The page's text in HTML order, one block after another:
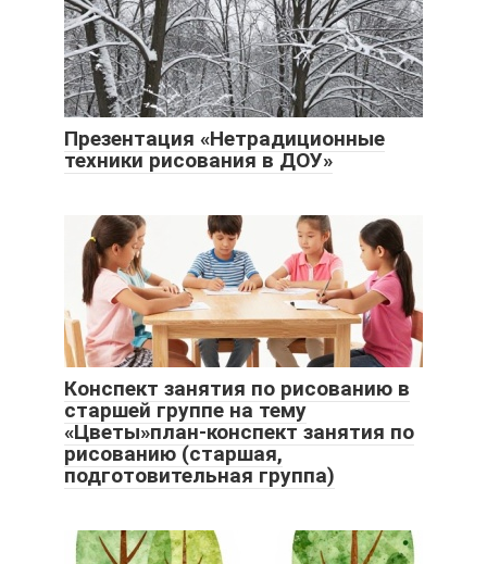
Презентация «Нетрадиционные
техники рисования в ДОУ»
Конспект занятия по рисованию в
старшей группе на тему
«Цветы»план-конспект занятия по
рисованию (старшая,
подготовительная группа)